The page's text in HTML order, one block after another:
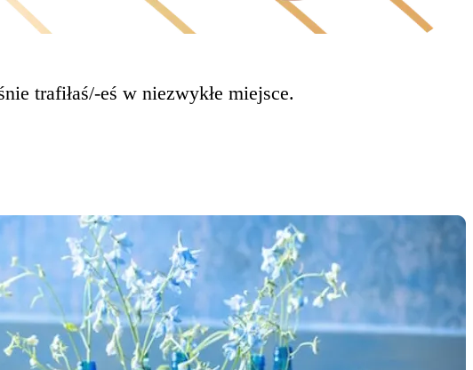
trafiłaś/-eś w niezwykłe miejsce.